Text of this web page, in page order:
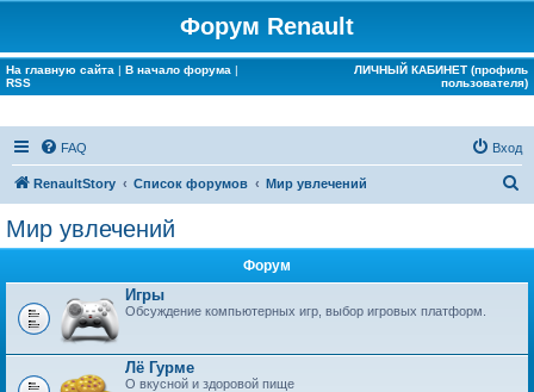
Форум Renault
На главную сайта | В начало форума |
RSS
ЛИЧНЫЙ КАБИНЕТ (профиль
пользователя)
FAQ Вход
RenaultStory Список форумов Мир увлечений
Мир увлечений
Форум
Игры
Обсуждение компьютерных игр, выбор игровых платформ.
Лё Гурме
О вкусной и здоровой пище